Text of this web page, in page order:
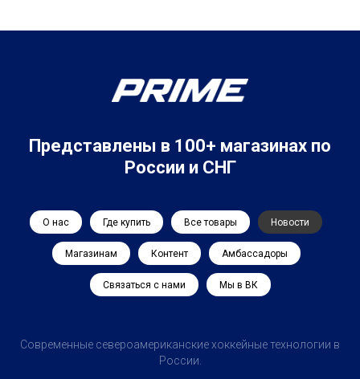
Представлены в 100+ магазинах по
России и СНГ
О нас Где купить Все товары Новости
Магазинам Контент Амбассадоры
Связаться с нами Мы в ВК
Современные североамериканские хоккейные технологии в
России.